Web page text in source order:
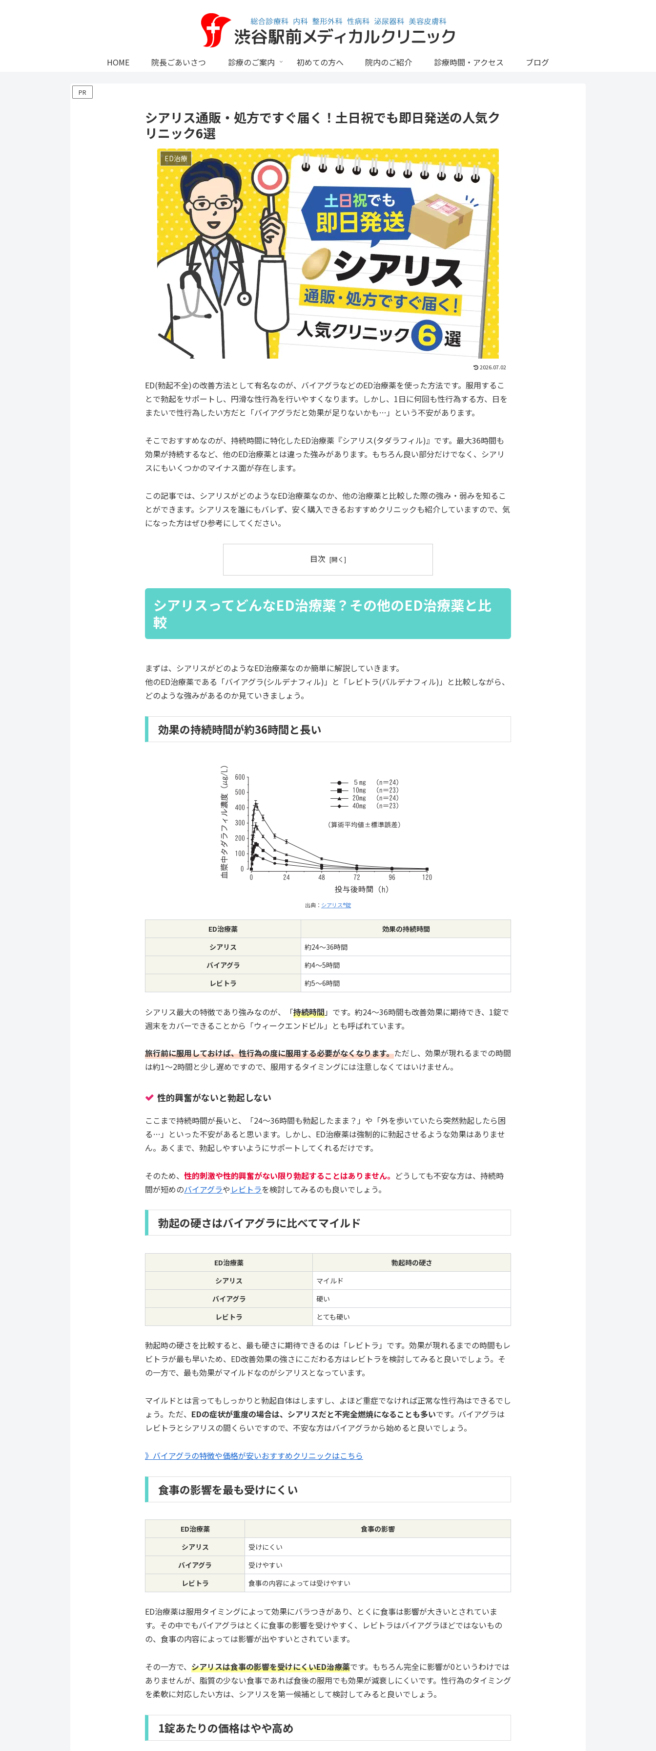
HOME 院長ごあいさつ 診療のご案内 初めての方へ 院内のご紹介 診療時間・アクセス ブログ
PR
シアリス通販・処方ですぐ届く！土日祝でも即日発送の人気ク
リニック6選
ED治療
2026.07.02
ED(勃起不全)の改善方法として有名なのが、バイアグラなどのED治療薬を使った方法です。服用するこ
とで勃起をサポートし、円滑な性行為を行いやすくなります。しかし、1日に何回も性行為する方、日を
またいで性行為したい方だと「バイアグラだと効果が足りないかも…」という不安があります。
そこでおすすめなのが、持続時間に特化したED治療薬『シアリス(タダラフィル)』です。最大36時間も
効果が持続するなど、他のED治療薬とは違った強みがあります。もちろん良い部分だけでなく、シアリ
スにもいくつかのマイナス面が存在します。
この記事では、シアリスがどのようなED治療薬なのか、他の治療薬と比較した際の強み・弱みを知るこ
とができます。シアリスを誰にもバレず、安く購入できるおすすめクリニックも紹介していますので、気
になった方はぜひ参考にしてください。
目次
シアリスってどんなED治療薬？その他のED治療薬と比
較
まずは、シアリスがどのようなED治療薬なのか簡単に解説していきます。
他のED治療薬である「バイアグラ(シルデナフィル)」と「レビトラ(バルデナフィル)」と比較しながら、
どのような強みがあるのか見ていきましょう。
効果の持続時間が約36時間と長い
出典： シアリス®錠
ED治療薬
効果の持続時間
シアリス
約24～36時間
バイアグラ
約4～5時間
レビトラ
約5～6時間
シアリス最大の特徴であり強みなのが、「持続時間」です。約24～36時間も改善効果に期待でき、1錠で
週末をカバーできることから「ウィークエンドピル」とも呼ばれています。
旅行前に服用しておけば、性行為の度に服用する必要がなくなります。ただし、効果が現れるまでの時間
は約1～2時間と少し遅めですので、服用するタイミングには注意しなくてはいけません。
性的興奮がないと勃起しない
ここまで持続時間が長いと、「24～36時間も勃起したまま？」や「外を歩いていたら突然勃起したら困
る…」といった不安があると思います。しかし、ED治療薬は強制的に勃起させるような効果はありませ
ん。あくまで、勃起しやすいようにサポートしてくれるだけです。
そのため、 性的刺激や性的興奮がない限り勃起することはありません。 どうしても不安な方は、持続時
間が短めのバイアグラや レビトラを検討してみるのも良いでしょう。
勃起の硬さはバイアグラに比べてマイルド
ED治療薬
勃起時の硬さ
シアリス
マイルド
バイアグラ
硬い
レビトラ
とても硬い
勃起時の硬さを比較すると、最も硬さに期待できるのは「レビトラ」です。効果が現れるまでの時間もレ
ビトラが最も早いため、ED改善効果の強さにこだわる方はレビトラを検討してみると良いでしょう。そ
の一方で、最も効果がマイルドなのがシアリスとなっています。
マイルドとは言ってもしっかりと勃起自体はしますし、よほど重症でなければ正常な性行為はできるでし
ょう。ただ、 EDの症状が重度の場合は、シアリスだと不完全燃焼になることも多いです。バイアグラは
レビトラとシアリスの間くらいですので、不安な方はバイアグラから始めると良いでしょう。
》バイアグラの特徴や価格が安いおすすめクリニックはこちら
食事の影響を最も受けにくい
ED治療薬
食事の影響
シアリス
受けにくい
バイアグラ
受けやすい
レビトラ
食事の内容によっては受けやすい
ED治療薬は服用タイミングによって効果にバラつきがあり、とくに食事は影響が大きいとされていま
す。その中でもバイアグラはとくに食事の影響を受けやすく、レビトラはバイアグラほどではないもの
の、食事の内容によっては影響が出やすいとされています。
その一方で、 シアリスは食事の影響を受けにくいED治療薬です。もちろん完全に影響が0というわけでは
ありませんが、脂質の少ない食事であれば食後の服用でも効果が減衰しにくいです。性行為のタイミング
を柔軟に対応したい方は、シアリスを第一候補として検討してみると良いでしょう。
1錠あたりの価格はやや高め